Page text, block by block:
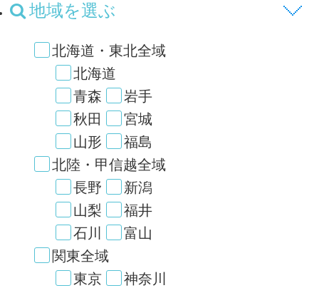
地域を選ぶ
北海道・東北全域
北海道
青森
岩手
秋田
宮城
山形
福島
北陸・甲信越全域
長野
新潟
山梨
福井
石川
富山
関東全域
東京
神奈川